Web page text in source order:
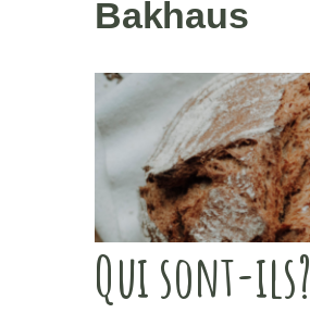
Bakhaus
Qui sont-ils?